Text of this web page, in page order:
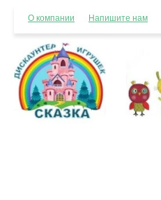
О компании Напишите нам